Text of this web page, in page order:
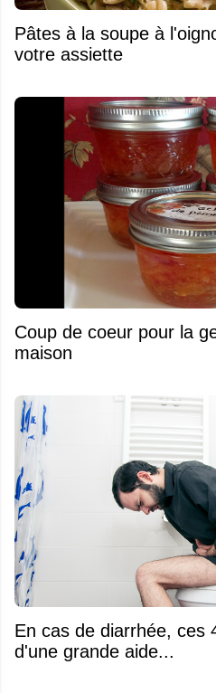
Pâtes à la soupe à
votre assiette
Coup de coeur pour la
maison
En cas de diarrhée, ces
d'une grande aide...